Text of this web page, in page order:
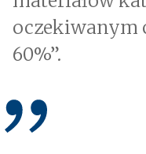
oczekiwanym
60%”.